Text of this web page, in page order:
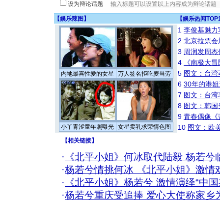
设为辩论话题
【娱乐辣图 】 【娱乐热闻
内地最喜性爱的女星 万人签名拒吃麦当劳
小丫青涩童年照曝光 女星卖乳求荣情色图
1 李俊基魅力
2 北京拉票
3 周润发周
4
《南极大
5 图文：台
6 30年的港
7 图文：台
8 图文：韩
9 青春偶像《
10 图文：欧
【相关链接】
· 《北平小姐》何冰取代陆毅 杨若兮
·杨若兮情挑何冰 《北平小姐》激情
· 《北平小姐》杨若兮 激情演绎“中
·杨若兮重庆受追捧 爱心大使称家乡